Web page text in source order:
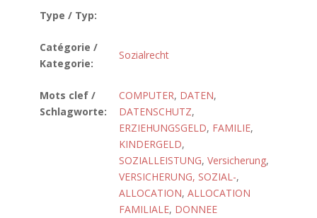
Type / Typ:
Catégorie /
Kategorie:
Sozialrecht
Mots clef /
Schlagworte:
COMPUTER, DATEN,
DATENSCHUTZ,
ERZIEHUNGSGELD, FAMILIE,
KINDERGELD,
SOZIALLEISTUNG, Versicherung,
VERSICHERUNG, SOZIAL-,
ALLOCATION, ALLOCATION
FAMILIALE, DONNEE